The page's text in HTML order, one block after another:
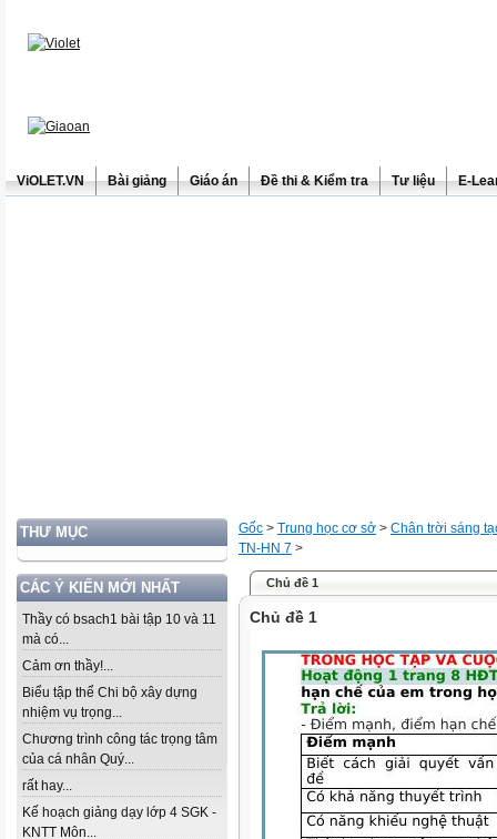
ViOLET.VN Bài giảng Giáo án Đề thi & Kiểm tra Tư liệu E-
THƯ MỤC
CÁC Ý KIẾN MỚI NHẤT
Thầy có bsach1 bài tập 10 và 11
mà có...
Cảm ơn thầy!...
Biểu tập thể Chi bộ xây dựng
nhiệm vụ trọng...
Chương trình công tác trọng tâm
của cá nhân Quý...
rất hay...
Kế hoạch giảng dạy lớp 4 SGK -
KNTT Môn...
Gốc > Trung học cơ sở > Chân trời sáng
TN-HN 7 >
Chủ đề 1
Chủ đề 1